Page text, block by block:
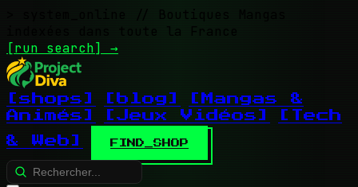
// Boutiques Mangas
indexées dans toute la France
[run search] →
[shops] [blog]
[Mangas &
Animés]
[Jeux Vidéos]
[Tech
& Web]
FIND_SHOP